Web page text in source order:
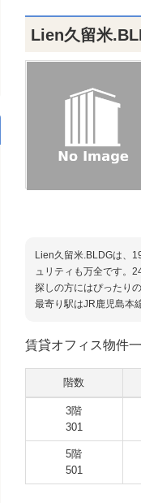
Lien久留米
Lien久留米.BLDGは、
ュリティも万全です。
探しの方にはぴったりの
最寄り駅はJR鹿児島本
賃貸オフィス物件
階数
3階
301
5階
501